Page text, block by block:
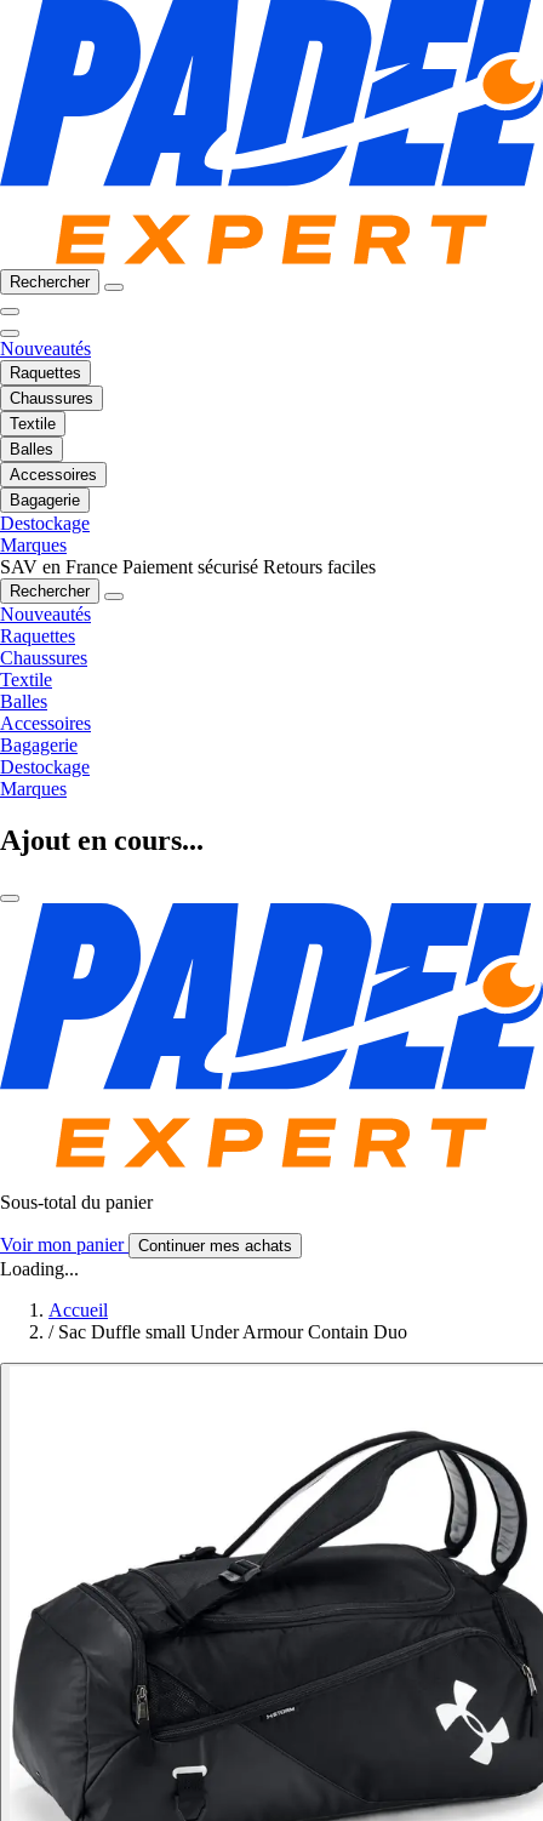
Rechercher
Nouveautés
Raquettes
Chaussures
Textile
Balles
Accessoires
Bagagerie
Destockage
Marques
SAV en France Paiement sécurisé Retours faciles
Rechercher
Nouveautés
Raquettes
Chaussures
Textile
Balles
Accessoires
Bagagerie
Destockage
Marques
Ajout en cours...
Sous-total du panier
Voir mon panier Continuer mes achats
Loading...
Accueil
/ Sac Duffle small Under Armour Contain Duo